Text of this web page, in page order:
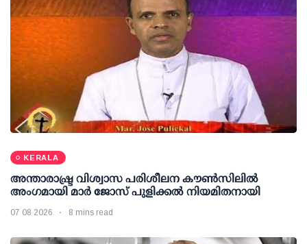
KERALA
അന്താരാഷ്ട്ര വിശ്വാസ പരിശീലന കൗണ്‍സിലില്‍
അംഗമായി മാര്‍ ജോസ് പുളിക്കല്‍ നിയമിതനായി
07 08 2026 8 mins read